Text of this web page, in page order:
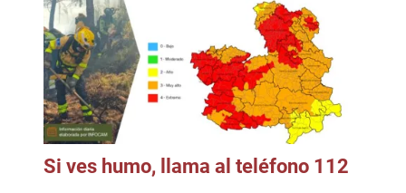
Si ves humo, llama al teléfono 112